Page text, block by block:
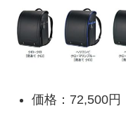
価格：72,500円